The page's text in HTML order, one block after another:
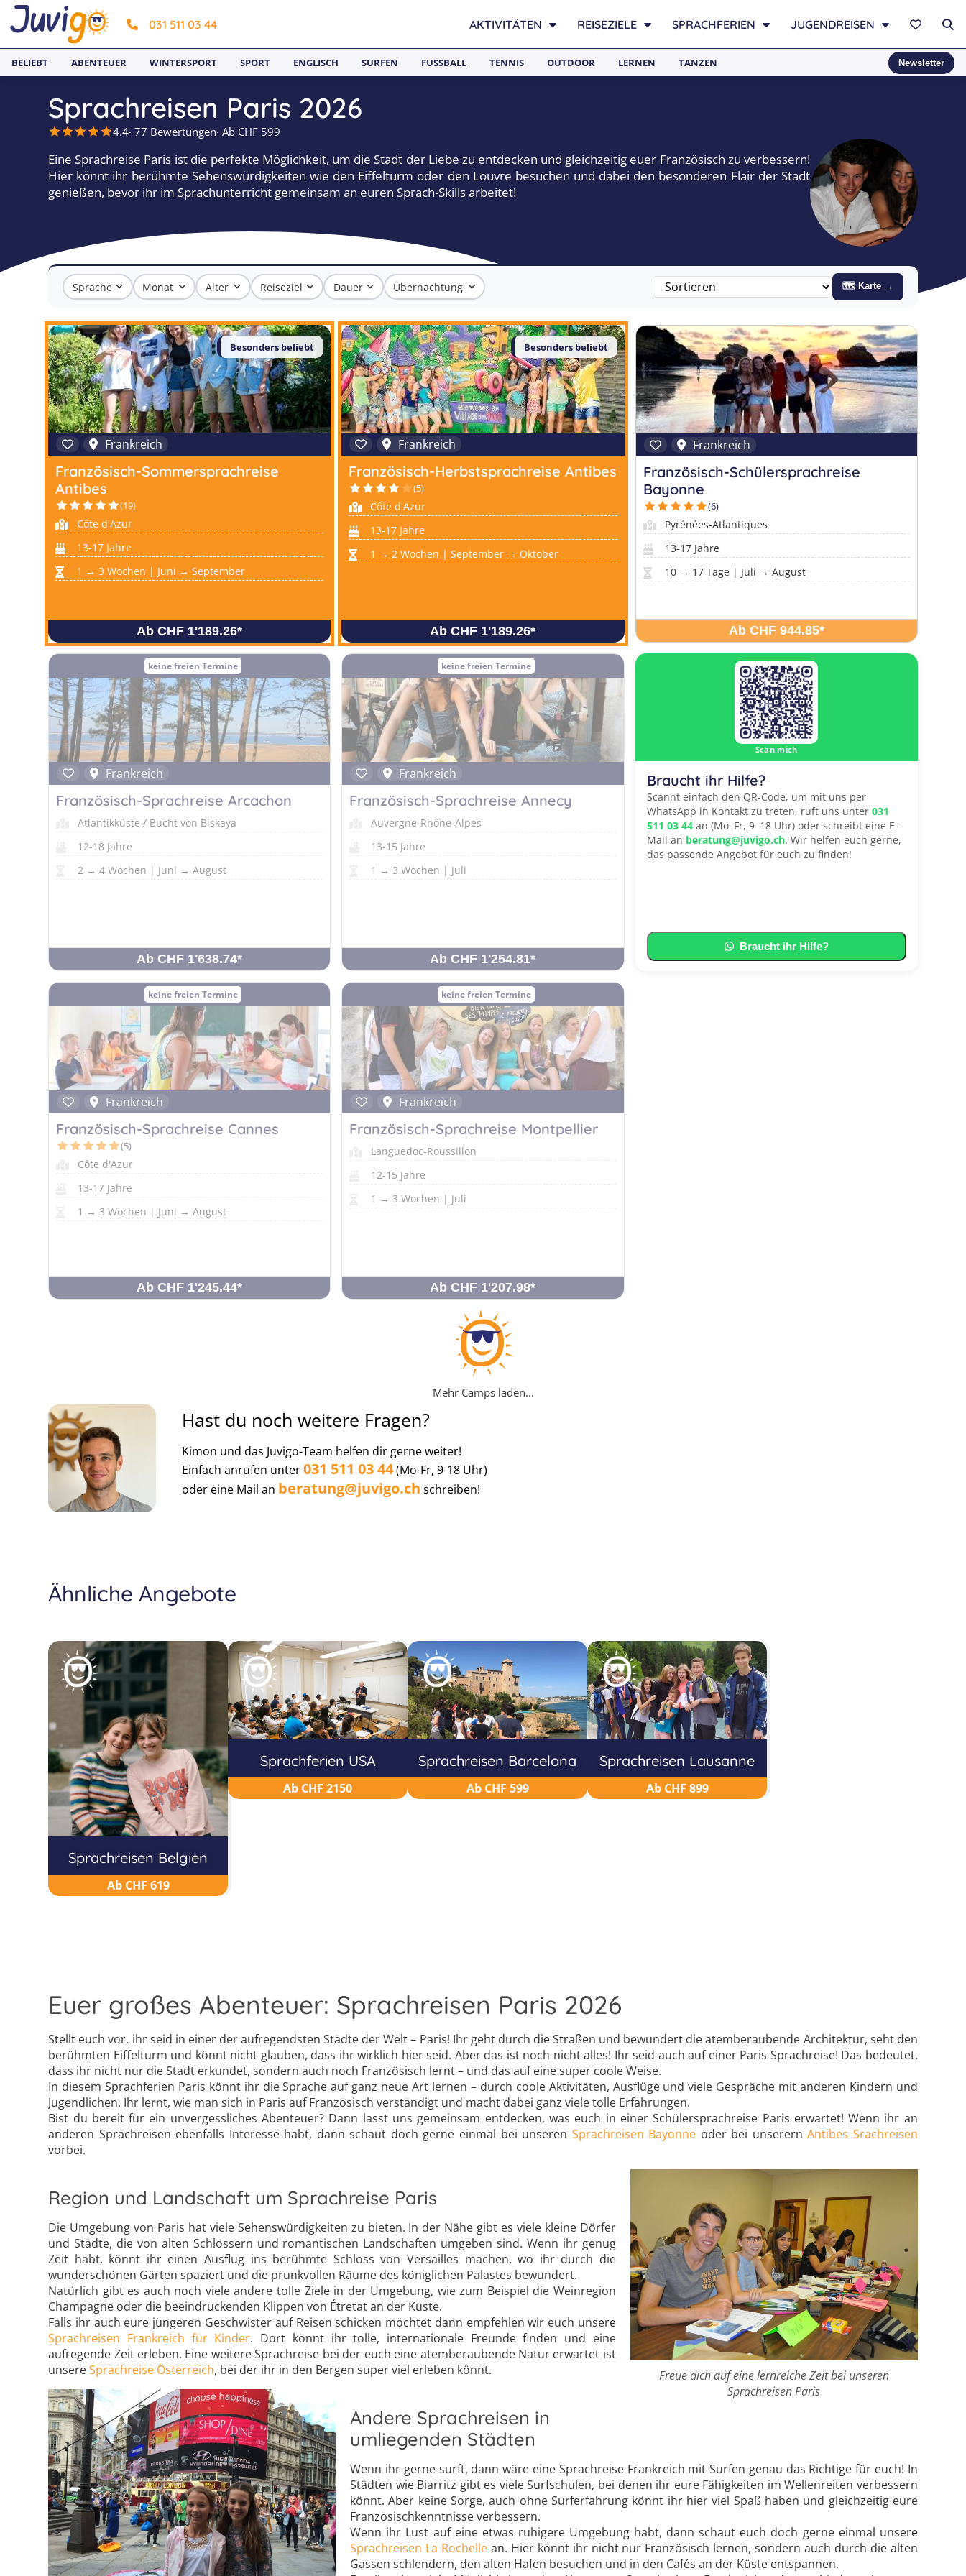
031 511 03 44 AKTIVITÄTEN REISEZIELE SPRACHFERIEN JUGENDREISEN
BELIEBT ABENTEUER WINTERSPORT SPORT ENGLISCH SURFEN FUSSBALL TENNIS OUTDOOR LERNEN TANZEN Newsletter
Sprachreisen Paris 2026
4.4· 77 Bewertungen· Ab CHF 599
Eine Sprachreise Paris ist die perfekte Möglichkeit, um die Stadt der Liebe zu entdecken und gleichzeitig euer Französisch zu verbessern!
Hier könnt ihr berühmte Sehenswürdigkeiten wie den Eiffelturm oder den Louvre besuchen und dabei den besonderen Flair der Stadt
genießen, bevor ihr im Sprachunterricht gemeinsam an euren Sprach-Skills arbeitet!
Sprache Monat Alter Reiseziel Dauer Übernachtung 🗺 Karte →
Besonders beliebt
Frankreich
Französisch-Sommersprachreise
Antibes
(19)
Côte d'Azur
13-17 Jahre
1 → 3 Wochen | Juni → September
Ab CHF 1'189.26*
Besonders beliebt
Frankreich
Französisch-Herbstsprachreise Antibes
(5)
Côte d'Azur
13-17 Jahre
1 → 2 Wochen | September → Oktober
Ab CHF 1'189.26*
Frankreich
Französisch-Schülersprachreise
Bayonne
(6)
Pyrénées-Atlantiques
13-17 Jahre
10 → 17 Tage | Juli → August
Ab CHF 944.85*
keine freien Termine
Frankreich
Französisch-Sprachreise Arcachon
Atlantikküste / Bucht von Biskaya
12-18 Jahre
2 → 4 Wochen | Juni → August
Ab CHF 1'638.74*
keine freien Termine
Frankreich
Französisch-Sprachreise Annecy
Auvergne-Rhône-Alpes
13-15 Jahre
1 → 3 Wochen | Juli
Ab CHF 1'254.81*
Scan mich
Braucht ihr Hilfe?
Scannt einfach den QR-Code, um mit uns per
WhatsApp in Kontakt zu treten, ruft uns unter 031
511 03 44an (Mo–Fr, 9–18 Uhr) oder schreibt eine E-
Mail an beratung@juvigo.ch. Wir helfen euch gerne,
das passende Angebot für euch zu finden!
Braucht ihr Hilfe?
keine freien Termine
Frankreich
Französisch-Sprachreise Cannes
(5)
Côte d'Azur
13-17 Jahre
1 → 3 Wochen | Juni → August
Ab CHF 1'245.44*
keine freien Termine
Frankreich
Französisch-Sprachreise Montpellier
Languedoc-Roussillon
12-15 Jahre
1 → 3 Wochen | Juli
Ab CHF 1'207.98*
Mehr Camps laden...
Hast du noch weitere Fragen?
Kimon und das Juvigo-Team helfen dir gerne weiter!
Einfach anrufen unter031 511 03 44(Mo-Fr, 9-18 Uhr)
oder eine Mail an beratung@juvigo.ch schreiben!
Ähnliche Angebote
Sprachreisen Belgien
Ab CHF 619
Sprachferien USA
Ab CHF 2150
Sprachreisen Barcelona
Ab CHF 599
Sprachreisen Lausanne
Ab CHF 899
Euer großes Abenteuer: Sprachreisen Paris 2026
Stellt euch vor, ihr seid in einer der aufregendsten Städte der Welt – Paris! Ihr geht durch die Straßen und bewundert die atemberaubende Architektur, seht den
berühmten Eiffelturm und könnt nicht glauben, dass ihr wirklich hier seid. Aber das ist noch nicht alles! Ihr seid auch auf einer Paris Sprachreise! Das bedeutet,
dass ihr nicht nur die Stadt erkundet, sondern auch noch Französisch lernt – und das auf eine super coole Weise.
In diesem Sprachferien Paris könnt ihr die Sprache auf ganz neue Art lernen – durch coole Aktivitäten, Ausflüge und viele Gespräche mit anderen Kindern und
Jugendlichen. Ihr lernt, wie man sich in Paris auf Französisch verständigt und macht dabei ganz viele tolle Erfahrungen.
Bist du bereit für ein unvergessliches Abenteuer? Dann lasst uns gemeinsam entdecken, was euch in einer Schülersprachreise Paris erwartet! Wenn ihr an
anderen Sprachreisen ebenfalls Interesse habt, dann schaut doch gerne einmal bei unseren Sprachreisen Bayonne oder bei unserernAntibes Srachreisen
vorbei.
Freue dich auf eine lernreiche Zeit bei unseren
Sprachreisen Paris
Region und Landschaft um Sprachreise Paris
Die Umgebung von Paris hat viele Sehenswürdigkeiten zu bieten. In der Nähe gibt es viele kleine Dörfer
und Städte, die von alten Schlössern und romantischen Landschaften umgeben sind. Wenn ihr genug
Zeit habt, könnt ihr einen Ausflug ins berühmte Schloss von Versailles machen, wo ihr durch die
wunderschönen Gärten spaziert und die prunkvollen Räume des königlichen Palastes bewundert.
Natürlich gibt es auch noch viele andere tolle Ziele in der Umgebung, wie zum Beispiel die Weinregion
Champagne oder die beeindruckenden Klippen von Étretat an der Küste.
Falls ihr auch eure jüngeren Geschwister auf Reisen schicken möchtet dann empfehlen wir euch unsere
Sprachreisen Frankreich für Kinder. Dort könnt ihr tolle, internationale Freunde finden und eine
aufregende Zeit erleben. Eine weitere Sprachreise bei der euch eine atemberaubende Natur erwartet ist
unsereSprachreise Österreich, bei der ihr in den Bergen super viel erleben könnt.
Andere Sprachreisen in
umliegenden Städten
Wenn ihr gerne surft, dann wäre eine Sprachreise Frankreich mit Surfen genau das Richtige für euch! In
Städten wie Biarritz gibt es viele Surfschulen, bei denen ihr eure Fähigkeiten im Wellenreiten verbessern
könnt. Aber keine Sorge, auch ohne Surferfahrung könnt ihr hier viel Spaß haben und gleichzeitig eure
Französischkenntnisse verbessern.
Wenn ihr Lust auf eine etwas ruhigere Umgebung habt, dann schaut euch doch gerne einmal unsere
Sprachreisen La Rochelle an. Hier könnt ihr nicht nur Französisch lernen, sondern auch durch die alten
Gassen schlendern, den alten Hafen besuchen und in den Cafés an der Küste entspannen.